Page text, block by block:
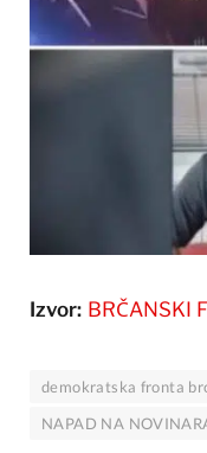
Izvor: BRČANSKI
demokratska fronta
NAPAD NA